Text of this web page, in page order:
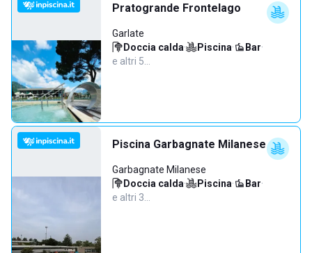
Pratogrande Frontelago
Garlate
Doccia calda· Piscina· Bar·
e altri 5…
Piscina Garbagnate Milanese
Garbagnate Milanese
Doccia calda· Piscina· Bar·
e altri 3…